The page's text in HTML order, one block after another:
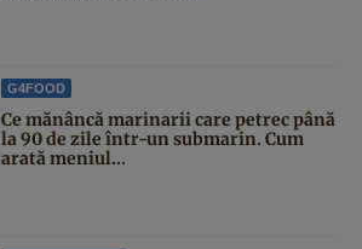
G4FOOD
Ce mănâncă marinarii care petrec până
la 90 de zile într-un submarin. Cum
arată meniul...